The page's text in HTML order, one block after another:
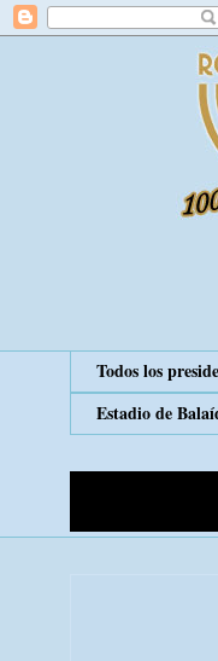
Todos los
Estadio de